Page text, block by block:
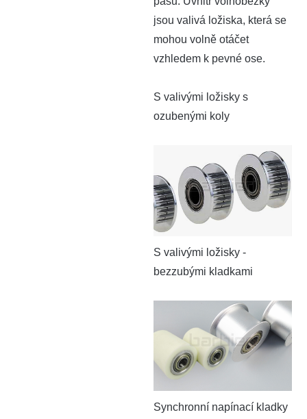
jsou valivá ložiska, která se
mohou volně otáčet
vzhledem k pevné ose.
S valivými ložisky s
ozubenými koly
S valivými ložisky -
bezzubými kladkami
Synchronní napínací kladky